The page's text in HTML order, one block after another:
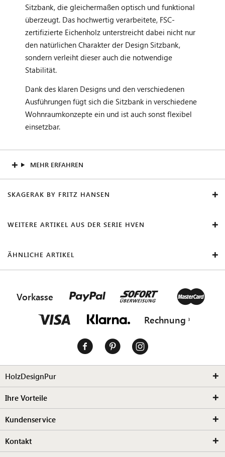
Sitzbank, die gleichermaßen optisch und funktional
überzeugt. Das hochwertig verarbeitete, FSC-
zertifizierte Eichenholz unterstreicht dabei nicht nur
den natürlichen Charakter der Design Sitzbank,
sondern verleiht dieser auch die notwendige
Stabilität.
Dank des klaren Designs und den verschiedenen
Ausführungen fügt sich die Sitzbank in verschiedene
Wohnraumkonzepte ein und ist auch sonst flexibel
einsetzbar.
MEHR ERFAHREN
SKAGERAK BY FRITZ HANSEN
WEITERE ARTIKEL AUS DER SERIE HVEN
ÄHNLICHE ARTIKEL
Vorkasse
Rechnung
HolzDesignPur
Ihre Vorteile
Kundenservice
Kontakt